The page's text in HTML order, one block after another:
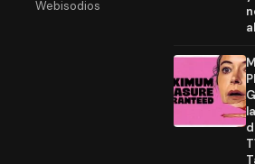
Webisodios